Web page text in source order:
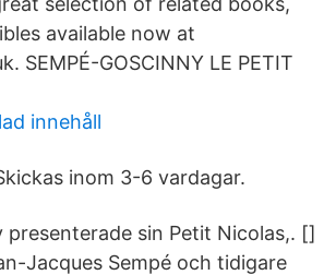
available now at
SEMPÉ-GOSCINNY LE PETIT
innehåll
inom 3-6 vardagar.
presenterade sin Petit Nicolas,. []
Jacques Sempé och tidigare